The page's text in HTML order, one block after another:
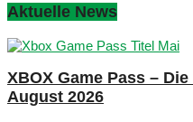
Aktuelle News
XBOX Game Pass –
August 2026